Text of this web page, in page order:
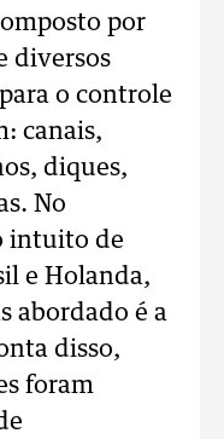
por
diversos
o controle
canais,
diques,
No
intuito de
e Holanda,
abordado é a
disso,
foram